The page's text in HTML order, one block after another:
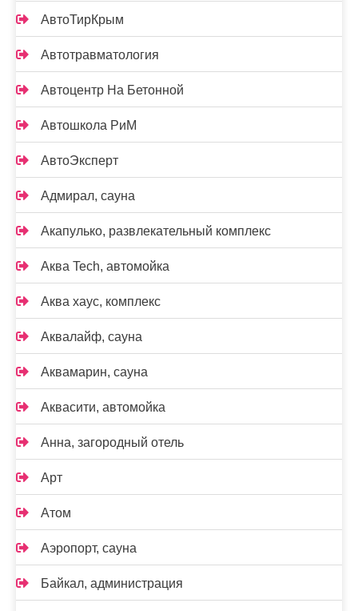
АвтоТирКрым
Автотравматология
Автоцентр На Бетонной
Автошкола РиМ
АвтоЭксперт
Адмирал, сауна
Акапулько, развлекательный комплекс
Аква Tech, автомойка
Аква хаус, комплекс
Аквалайф, сауна
Аквамарин, сауна
Аквасити, автомойка
Анна, загородный отель
Арт
Атом
Аэропорт, сауна
Байкал, администрация